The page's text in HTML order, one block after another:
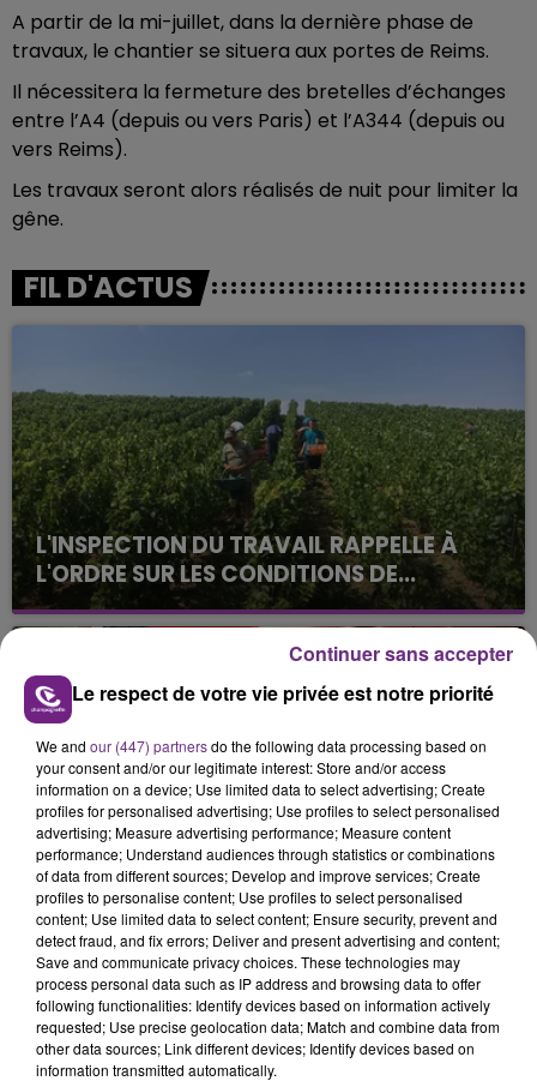
A partir de la mi-juillet, dans la dernière phase de
travaux, le chantier se situera aux portes de Reims.
Il nécessitera la fermeture des bretelles d’échanges
entre l’A4 (depuis ou vers Paris) et l’A344 (depuis ou
vers Reims).
Les travaux seront alors réalisés de nuit pour limiter la
gêne.
FIL D'ACTUS
L'INSPECTION DU TRAVAIL RAPPELLE À
L'ORDRE SUR LES CONDITIONS DE...
Alors que les dates de début des vendange 2026
s'est avéré être plus précoce que prévu,
l'inspection du Travail en profite pour rappeler
les conditions de...
UN FEU DE REMORQUE BLOQUE LA
CIRCULATION DANS LES ARDENNES
Un feu de remorque s'est déclaré ce mercredi en
fin de matinée sur l'A34.
TITRES DIFFUSÉS
18h50
18h50 18h46
18h46
Le respect de votre vie privée est notre priorité
We and our (447) partnersdo the following data processing based on
your consent and/or our legitimate interest: Store and/or access
information on a device; Use limited data to select advertising; Create
profiles for personalised advertising; Use profiles to select personalised
advertising; Measure advertising performance; Measure content
performance; Understand audiences through statistics or combinations
of data from different sources; Develop and improve services; Create
profiles to personalise content; Use profiles to select personalised
content; Use limited data to select content; Ensure security, prevent and
detect fraud, and fix errors; Deliver and present advertising and content;
Save and communicate privacy choices. These technologies may
process personal data such as IP address and browsing data to offer
following functionalities: Identify devices based on information actively
requested; Use precise geolocation data; Match and combine data from
other data sources; Link different devices; Identify devices based on
information transmitted automatically.
Continuer sans accepter